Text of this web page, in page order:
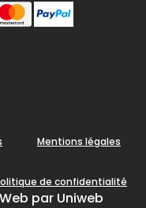
Mentions légales
de confidentialité
par Uniweb